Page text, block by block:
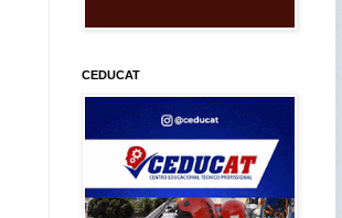
CEDUCAT